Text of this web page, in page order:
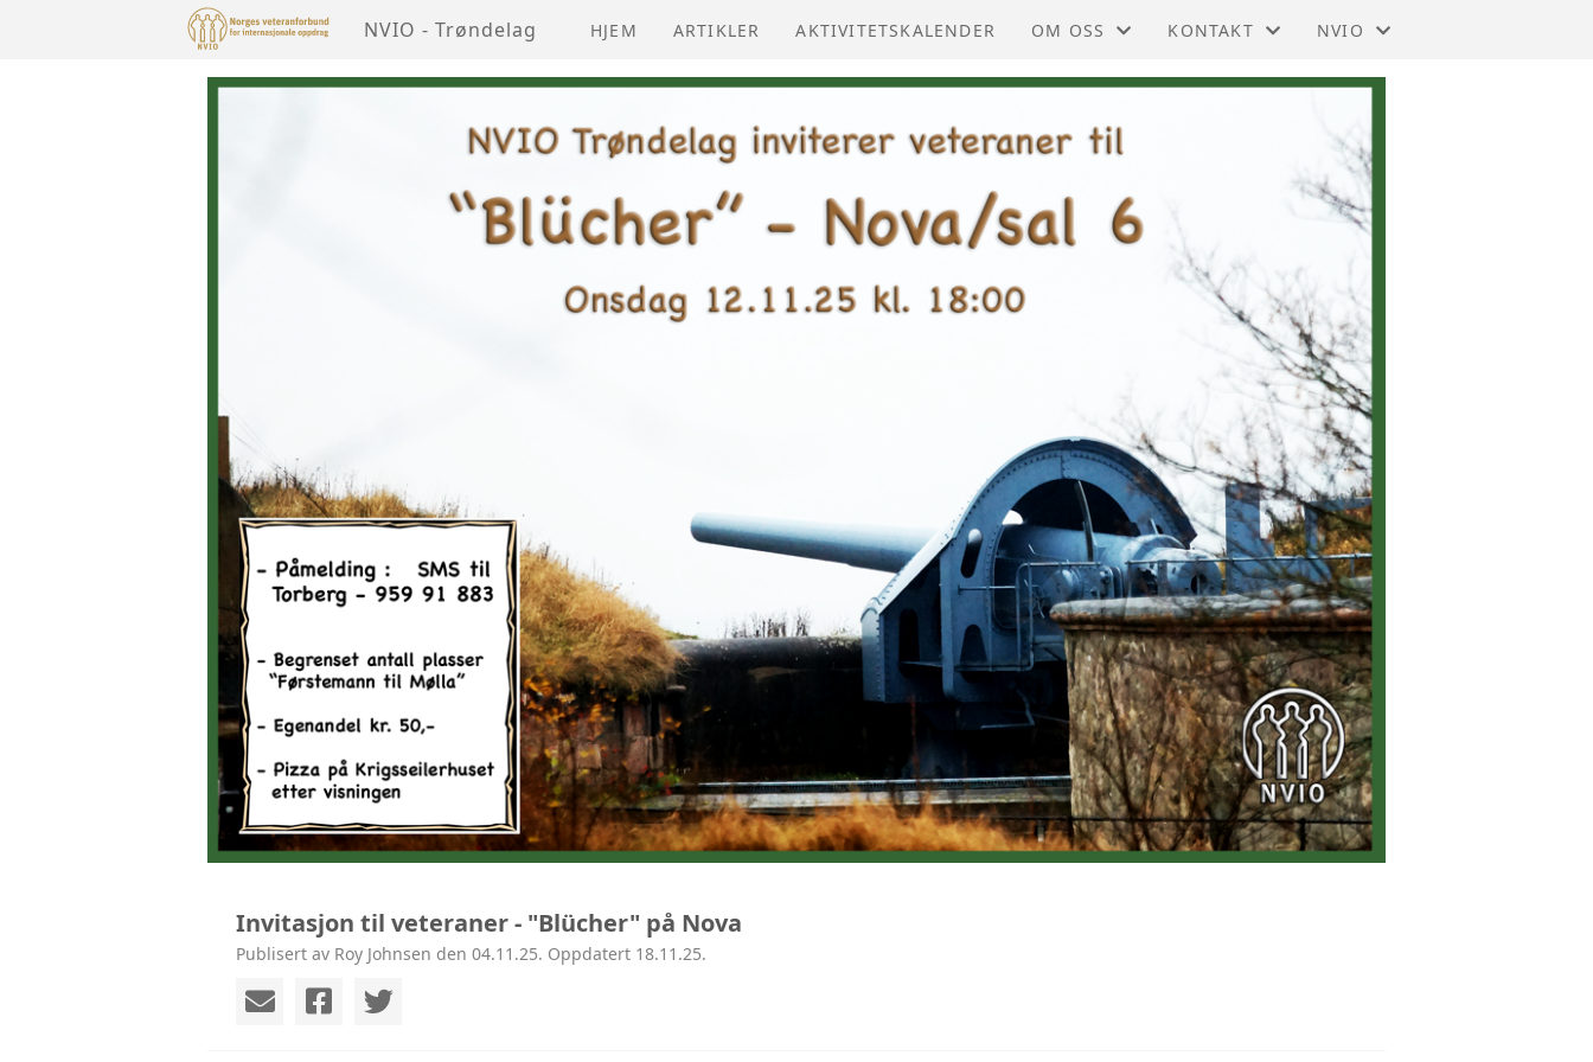
NVIO - Trøndelag HJEM ARTIKLER AKTIVITETSKALENDER OM OSS
NVIO - TRØNDELAG
VEDTEKTER
ÅRSMELDINGER
KONTAKT
KONTAKT
NVIO
BLI MEDLEM
TIL HOVEDSIDEN
Invitasjon til veteraner - "Blücher" på Nova
Publisert av Roy Johnsen den 04.11.25. Oppdatert 18.11.25.